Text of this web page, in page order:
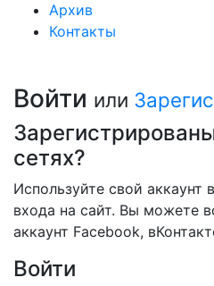
Архив
Контакты
Войти или
сетях?
Используйте свой аккаунт
входа на сайт. Вы можете
аккаунт Facebook,
Войти